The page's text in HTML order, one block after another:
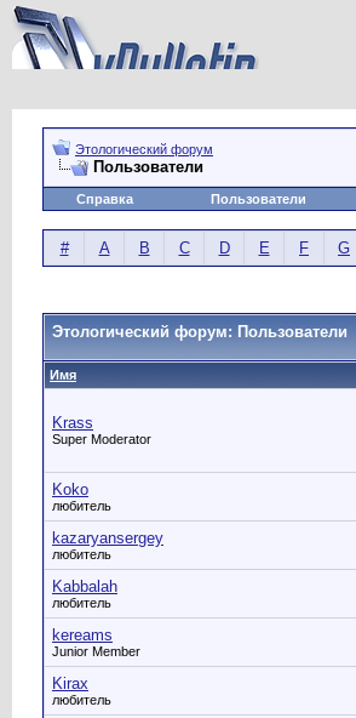
Этологический форум
Пользователи
Справка Пользователи
# A B C D E F G
Этологический форум: Пользователи
Имя
Krass
Super Moderator
Koko
любитель
kazaryansergey
любитель
Kabbalah
любитель
kereams
Junior Member
Kirax
любитель